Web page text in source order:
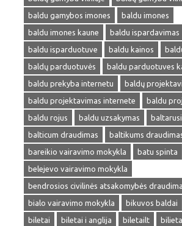
baldu gamybos imones
baldu imones
baldu imones kaune
baldu ispardavimas
baldu isparduotuve
baldu kainos
baldų parduotuvės
baldu parduotuves
baldu prekyba internetu
baldų
baldu projektavimas internete
baldu
baldu rojus
baldu uzsakymas
balticum draudimas
baltikums
bareikio vairavimo mokykla
batu spinta
belejevo vairavimo mokykla
bendrosios civilinės atsakomybės
bialo vairavimo mokykla
bikuvos baldai
biletai
biletai i anglija biletailt